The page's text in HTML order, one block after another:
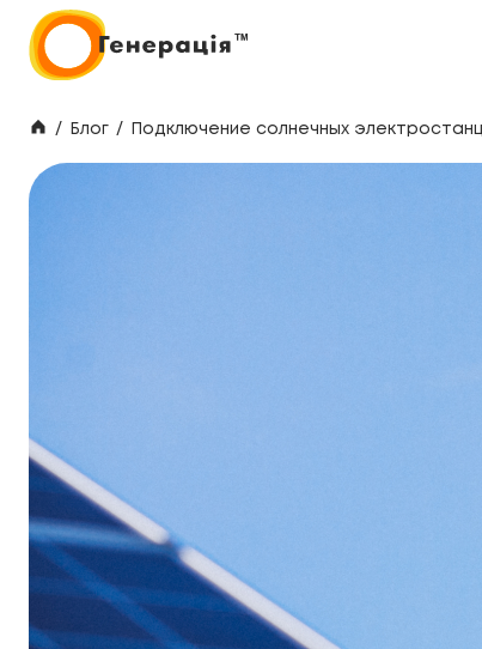
/ Блог / Подключение солнечных